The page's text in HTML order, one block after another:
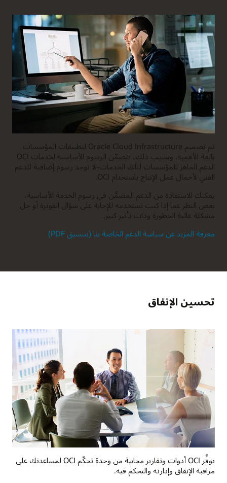
تم تصميم Oracle Cloud Infrastructure لتطبيقات المؤسسات
بالغة الأهمية. وبسبب ذلك، تتضمّن الرسوم الأساسية لخدمات OCI
الدعم الجاهز للمؤسسات لتلك الخدمات-لا توجد رسوم إضافية للدعم
الفني لأحمال عمل الإنتاج باستخدام OCI.
يمكنك الاستفادة من الدعم المضمَّن في رسوم الخدمة الأساسية،
بغض النظر عما إذا كنت تستخدمه للإجابة على سؤال الفوترة أو حل
مشكلة عالية الخطورة وذات تأثير كبير.
معرفة المزيد عن سياسة الدعم الخاصة بنا (بتنسيق PDF)
تحسين الإنفاق
توفِّر OCI أدوات وتقارير مجانية من وحدة تحكّم OCI لمساعدتك على
مراقبة الإنفاق وإدارته والتحكم فيه.